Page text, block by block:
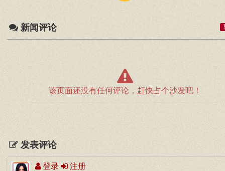
新闻评论
该页面还没有任何评论，赶快占个沙发吧！
发表评论
登录 注册